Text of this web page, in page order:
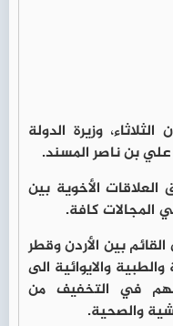
وزيرة الدولة
علي بن ناصر المسند.
الأخوية بين
المجالات كافة.
بين الأردن وقطر
والايوائية الى
في التخفيف من
والصحية.